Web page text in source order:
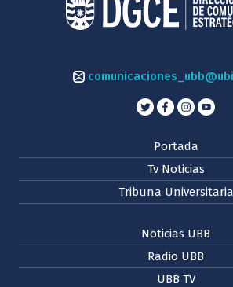
Portada
Tv Noticias
Tribuna Universitaria
Noticias UBB
Radio UBB
UBB TV